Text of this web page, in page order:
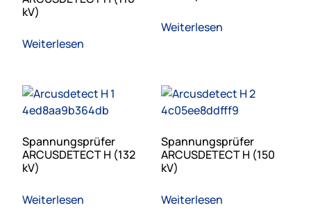
kV)
Weiterlesen
Weiterlesen
Spannungsprüfer
ARCUSDETECT H (132
kV)
Weiterlesen
Spannungsprüfer
ARCUSDETECT H (150
kV)
Weiterlesen